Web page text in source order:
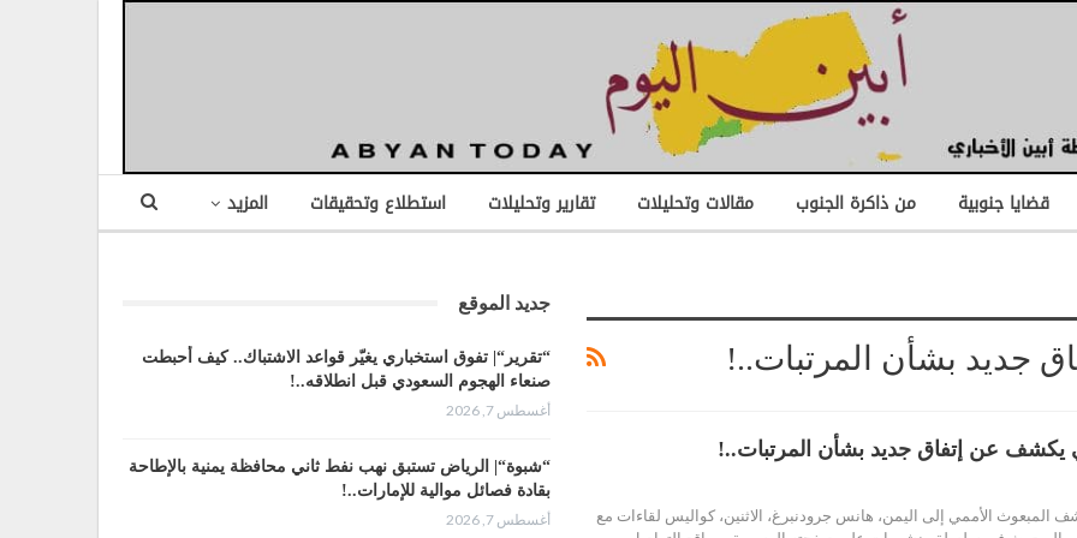
قضايا جنوبية من ذاكرة الجنوب مقالات وتحليلات تقارير وتحليلات استطلاع وتحقيقات المزيد
جديد بشأن المرتبات..!
يكشف عن إتفاق جديد بشأن المرتبات..!
المبعوث الأممي إلى اليمن، هانس جرودنبرغ، الاثنين، كواليس لقاءات مع
جديد الموقع
“تقرير“| تفوق استخباري يغيّر قواعد الاشتباك.. كيف أحبطت
صنعاء الهجوم السعودي قبل انطلاقه..!
أغسطس 7, 2026
“شبوة“| الرياض تستبق نهب نفط ثاني محافظة يمنية بالإطاحة
بقادة فصائل موالية للإمارات..!
أغسطس 7, 2026